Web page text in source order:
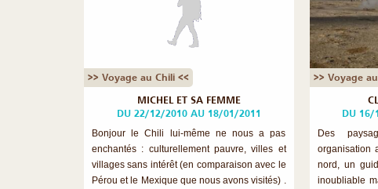
>> Voyage au Chili <<
MICHEL ET SA FEMME
DU 22/12/2010 AU 18/01/2011
Bonjour le Chili lui-même ne nous a pas
enchantés : culturellement pauvre, villes et
villages sans intérêt (en comparaison avec le
Pérou et le Mexique que nous avons visités) .
>> Voyage
DU 16/
Des
organisation
nord, un
inoubliable